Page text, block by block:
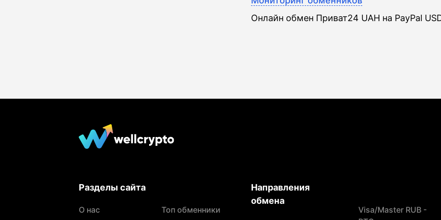
Онлайн обмен Приват24 UAH на PayPal
Разделы сайта
О нас Топ обменники
Направления
обмена
Visa/Master RUB -